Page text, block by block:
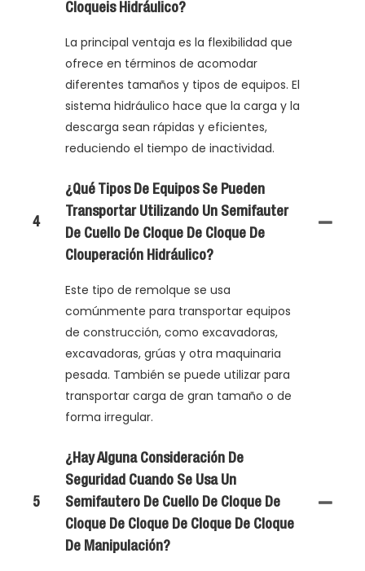
Cloqueis Hidráulico?
La principal ventaja es la flexibilidad que
ofrece en términos de acomodar
diferentes tamaños y tipos de equipos. El
sistema hidráulico hace que la carga y la
descarga sean rápidas y eficientes,
reduciendo el tiempo de inactividad.
4
¿Qué Tipos De Equipos Se Pueden
Transportar Utilizando Un Semifauter
De Cuello De Cloque De Cloque De
Clouperación Hidráulico?
Este tipo de remolque se usa
comúnmente para transportar equipos
de construcción, como excavadoras,
excavadoras, grúas y otra maquinaria
pesada. También se puede utilizar para
transportar carga de gran tamaño o de
forma irregular.
5
¿Hay Alguna Consideración De
Seguridad Cuando Se Usa Un
Semifautero De Cuello De Cloque De
Cloque De Cloque De Cloque De Cloque
De Manipulación?